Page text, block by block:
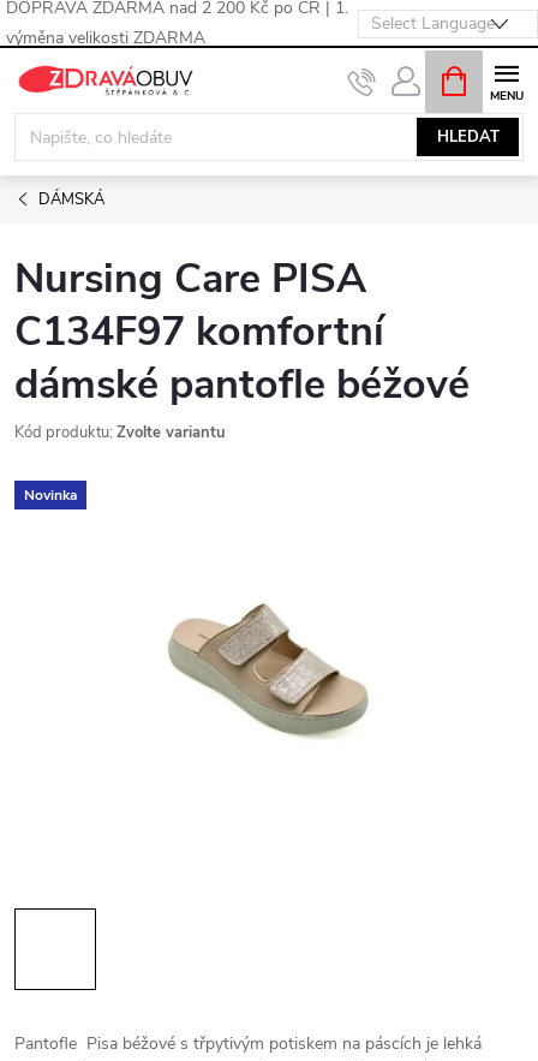
DOPRAVA ZDARMA nad 2 200 Kč po ČR | 1.
výměna velikosti ZDARMA
Přejít
obsah
HLEDAT
NÁKUPNÍ
KOŠÍK
DÁMSKÁ
Nursing Care PISA
C134F97 komfortní
dámské pantofle béžové
Kód produktu: Zvolte variantu
Novinka
Pantofle Pisa béžové s třpytivým potiskem na páscích je lehká